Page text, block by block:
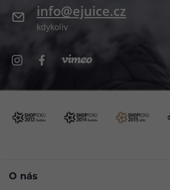
info@ejuice.cz
kdykoliv
O nás